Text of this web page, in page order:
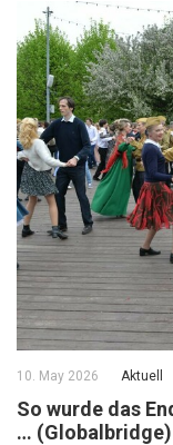
10. May 2026 Aktuell
So wurde das
… (Globalbridge)